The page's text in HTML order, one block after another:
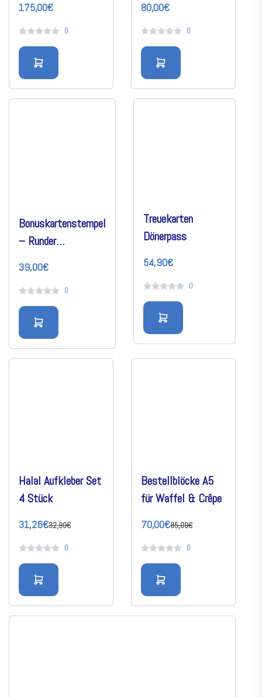
und Druck
175,00€
0
80,00€
0
Bonuskartenstempel
– Runder
(Ø 24 mm)
39,00€
0
Treuekarten
Dönerpass
54,90€
0
Halal Aufkleber Set
4 Stück
31,26€32,90€
0
Bestellblöcke A5
für Waffel & Crêpe
70,00€85,00€
0